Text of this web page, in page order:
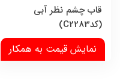
قاب چشم نظر آبی
(کدC2283)
نمایش قیمت به همکار